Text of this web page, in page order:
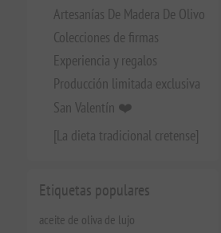
Artesanías De Madera De Olivo
Colecciones de firmas
Experiencia y regalos
Producción limitada exclusiva
San Valentín ❤️
[La dieta tradicional cretense]
Etiquetas populares
aceite de oliva de lujo